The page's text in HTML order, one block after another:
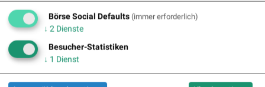
... Top 10 der belgischen Start-ups, die 2017 wachsen sollen
VANCOUVER ... Top 10 der belgischen Start-
sollen, gelistet ...
Neue Bilder: Turbobier; Bierkulturbericht 2016; Silent Spa;
Börse Social Defaults (immer erforderlich)
↓ 2 Dienste
Besucher-Statistiken
↓ 1 Dienst